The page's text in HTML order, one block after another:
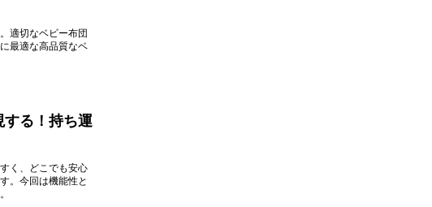
適切なベビー布団
最適な高品質なベ
する！持ち運
く、どこでも安心
。今回は機能性と